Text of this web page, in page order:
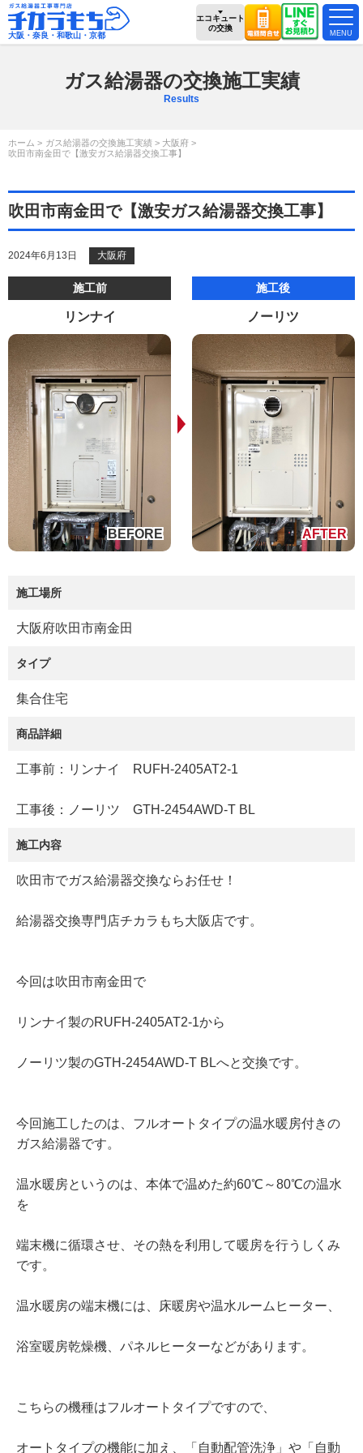
大阪・奈良・和歌山・京都
エコキュート
の交換
ガス給湯器の交換施工実績
Results
ホーム ガス給湯器の交換施工実績
大阪府
吹田市南金田で【激安ガス給湯器交換工事】
吹田市南金田で【激安ガス給湯器交換工事】
2024年6月13日 大阪府
施工前
リンナイ
施工後
ノーリツ
施工場所
大阪府吹田市南金田
タイプ
集合住宅
商品詳細
工事前：リンナイ RUFH-2405AT2-1
工事後：ノーリツ GTH-2454AWD-T BL
施工内容
吹田市でガス給湯器交換ならお任せ！
給湯器交換専門店チカラもち大阪店です。
今回は吹田市南金田で
リンナイ製のRUFH-2405AT2-1から
ノーリツ製のGTH-2454AWD-T BLへと交換です。
今回施工したのは、フルオートタイプの温水暖房付きの
ガス給湯器です。
温水暖房というのは、本体で温めた約60℃～80℃の温水
を
端末機に循環させ、その熱を利用して暖房を行うしくみ
です。
温水暖房の端末機には、床暖房や温水ルームヒーター、
浴室暖房乾燥機、パネルヒーターなどがあります。
こちらの機種はフルオートタイプですので、
オートタイプの機能に加え、「自動配管洗浄」や「自動